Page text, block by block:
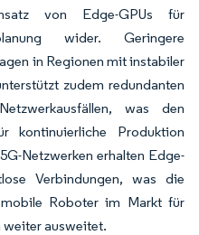
von Edge-GPUs für
wider. Geringere
in Regionen mit instabiler
zudem redundanten
was den
kontinuierliche Produktion
Netzwerken erhalten Edge-
Verbindungen, was die
Roboter im Markt für
ausweitet.